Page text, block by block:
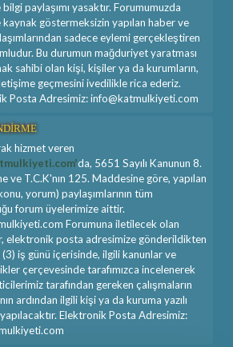
paylaşımı yasaktır. Forumumuzda
kaynak göstermeksizin yapılan haber ve
sadece eylemi gerçekleştiren
Bu durumun mağduriyet yaratması
sahibi olan kişi, kişiler ya da kurumların,
geçmesini ivedilikle rica ederiz.
Posta Adresimiz: info@katmulkiyeti.com
hizmet veren
da, 5651 Sayılı Kanunun 8.
ve T.C.K'nın 125. Maddesine göre, yapılan
yorum) paylaşımlarının tüm
forum üyelerimize aittir.
Forumuna iletilecek olan
elektronik posta adresimize gönderildikten
(3) iş günü içerisinde, ilgili kanunlar ve
çerçevesinde tarafımızca incelenerek
tarafından gereken çalışmaların
ardından ilgili kişi ya da kuruma yazılı
Elektronik Posta Adresimiz: